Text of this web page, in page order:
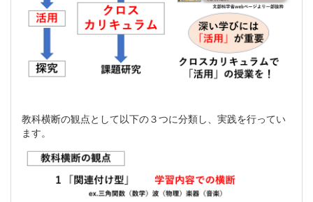
教科横断の観点として以下の３つに分類し、実践を行ってい
ます。